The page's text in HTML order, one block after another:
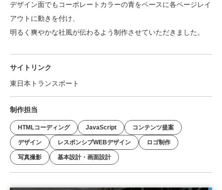
デザイン面でもコーポレートカラーの青をベースに各ページレイ
アウトに動きを付け、
明るく爽やかな社風が伝わるよう制作させていただきました。
サイトリンク
東日本トランスポート
制作担当
HTMLコーディング JavaScript コンテンツ提案
デザイン レスポンシブWEBデザイン ロゴ制作
写真撮影 基本設計・画面設計